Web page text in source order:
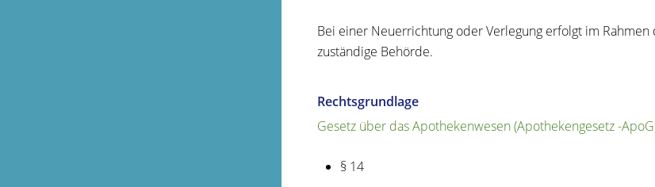
Bei einer Neuerrichtung oder Verlegung erfolgt im
zuständige Behörde.
Rechtsgrundlage
Gesetz über das Apothekenwesen (Apothekengesetz -
§ 14